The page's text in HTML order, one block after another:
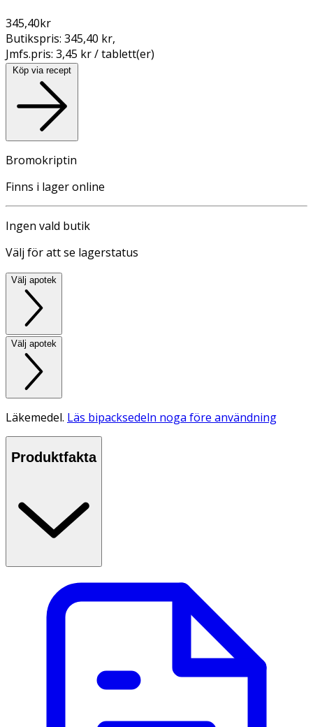
345,40kr
Butikspris: 345,40 kr,
Jmfs.pris: 3,45 kr / tablett(er)
Köp via recept
Bromokriptin
Finns i lager online
Ingen vald butik
Välj för att se lagerstatus
Välj apotek
Välj apotek
Läkemedel. Läs bipacksedeln noga före användning
Produktfakta